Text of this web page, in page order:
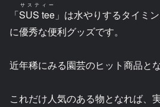
「SUS tee
サスティー
」は水やりするタイミ
に優秀な便利グッズです。
近年稀にみる園芸のヒット商品と
これだけ人気のある物となれば、